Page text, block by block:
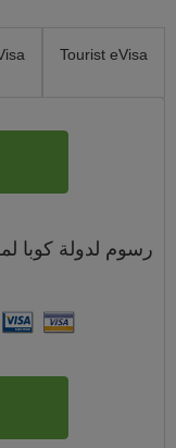
Tourist eVisa
رسوم لدولة كوبا